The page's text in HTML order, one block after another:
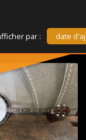
par : date